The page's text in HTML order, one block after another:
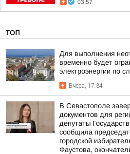
03:57
ТОП
Для выполнения
временно будет
электроэнергии по
Вчера, 17:34
В Севастополе
документов для
депутаты
сообщила
городской
Фаустова,